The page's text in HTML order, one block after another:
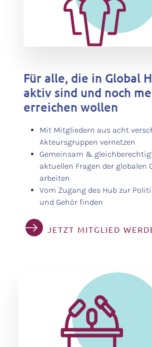
Für alle, die in Global
aktiv sind und noch
erreichen wollen
Mit Mitgliedern aus acht
Akteursgruppen vernetzen
Gemeinsam &
aktuellen Fragen der globalen
arbeiten
Vom Zugang des Hub zur
und Gehör finden
JETZT MITGLIED